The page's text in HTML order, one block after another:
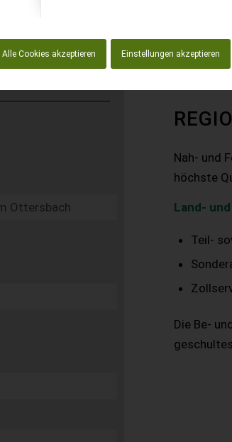
Alle Cookies akzeptieren Einstellungen akzeptieren
Nah- und
höchste
Land-
Teil-
Die Be-